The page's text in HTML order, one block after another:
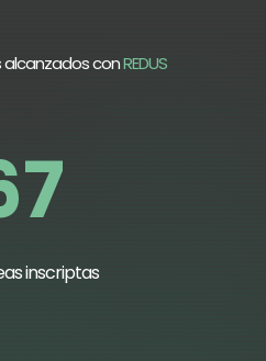
alcanzados conREDUS
inscriptas